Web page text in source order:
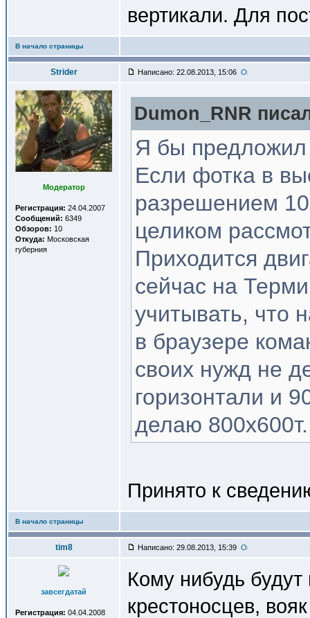
вертикали. Для
В начало страницы
Strider Написано: 22.08.2013, 15:06
Модератор
Регистрация: 24.04.2007
Сообщений: 6349
Обзоров: 10
Откуда: Московская
губерния
Dumon_RNR
Я бы предложил
Если фотка в
разрешением
целиком
Приходится
сейчас на
учитывать, что
в браузере
своих нужд не
горизонтали и
делаю 800х600т.
Принято к
В начало страницы
tim8 Написано: 29.08.2013, 15:39
завсегдатай
Регистрация: 04.04.2008
Кому нибудь
крестоносцев,